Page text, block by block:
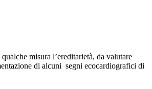
misura l’ereditarietà, da valutare
di alcuni segni ecocardiografici di